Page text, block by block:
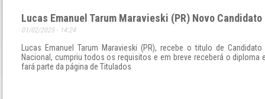
Lucas Emanuel Tarum Maravieski (PR) Novo
01/02/2025 - 14:24
Lucas Emanuel Tarum Maravieski (PR), recebe o titulo de
Nacional, cumpriu todos os requisitos e em breve receberá o diploma
fará parte da página de Titulados